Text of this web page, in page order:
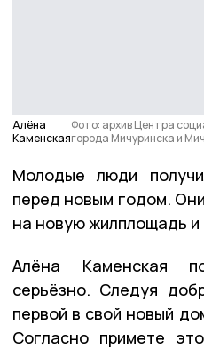
Алёна
Каменская
Фото: архив Центра
города Мичуринска и
Молодые люди
перед новым годом.
на новую жилплощадь и
Алёна Каменская
серьёзно. Следуя
первой в свой новый
Согласно примете